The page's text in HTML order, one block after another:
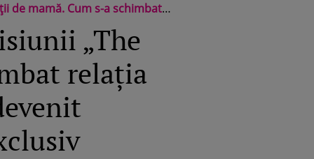
ce au devenit părinți: „Mi-a rezolvat o problemă” / Exclusiv
„The
relația